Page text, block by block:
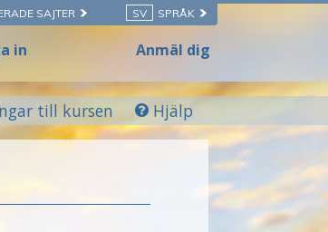
SAJTER SV SPRÅK
in Anmäl dig
till kursen Hjälp